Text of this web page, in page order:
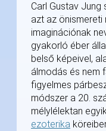
Carl Gustav
azt az
imaginációnak
gyakorló éber
belső képeivel,
álmodás és nem
figyelmes
módszer a 20.
mélylélektan
ezoterika